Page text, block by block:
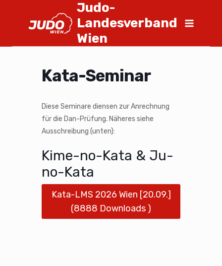
Judo-
Landesverband
Wien
Kata-Seminar
Diese Seminare diensen zur Anrechnung
für die Dan-Prüfung. Näheres siehe
Ausschreibung (unten):
Kime-no-Kata & Ju-
no-Kata
Kata-LMS 2026 Wien [20.09.]
(8888 Downloads )